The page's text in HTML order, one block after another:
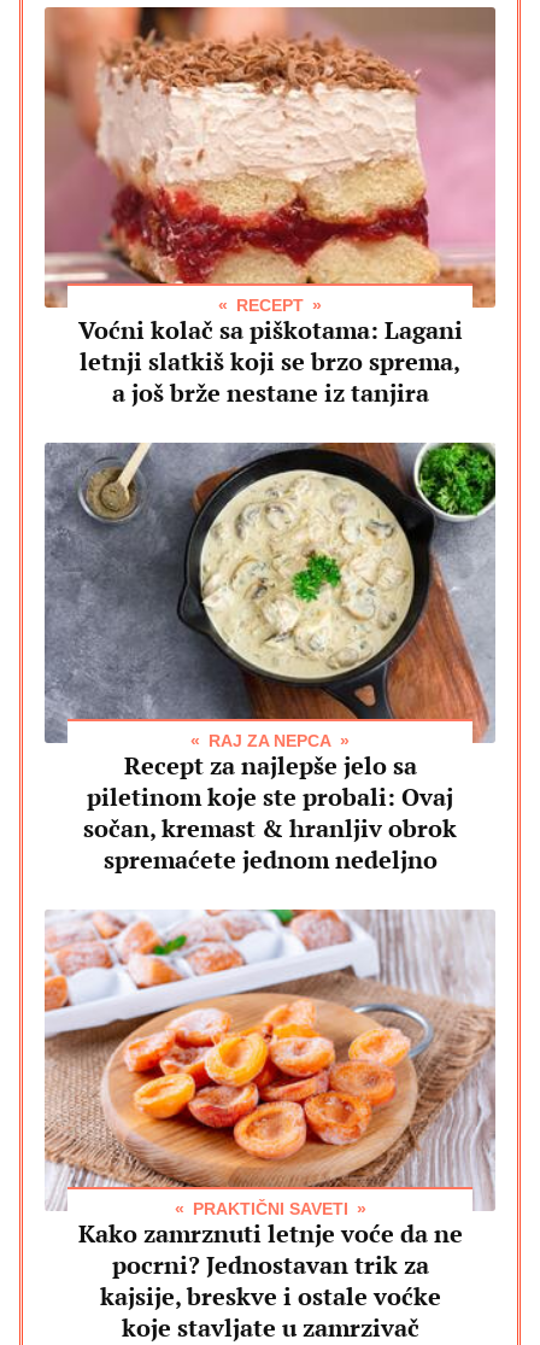
RECEPT
Voćni kolač sa piškotama: Lagani
letnji slatkiš koji se brzo sprema,
a još brže nestane iz tanjira
RAJ ZA NEPCA
Recept za najlepše jelo sa
piletinom koje ste probali: Ovaj
sočan, kremast & hranljiv obrok
spremaćete jednom nedeljno
PRAKTIČNI SAVETI
Kako zamrznuti letnje voće da ne
pocrni? Jednostavan trik za
kajsije, breskve i ostale voćke
koje stavljate u zamrzivač